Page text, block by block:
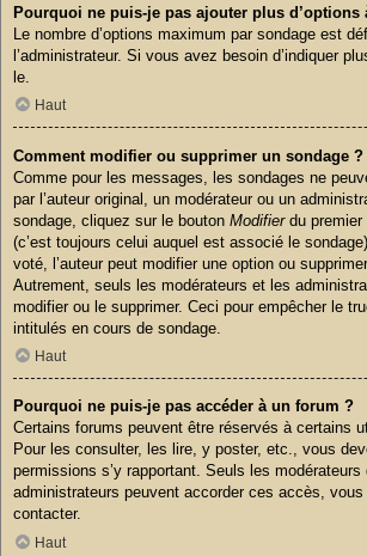
Pourquoi ne puis-je pas ajouter plus d’options
Le nombre d’options maximum par sondage est
l’administrateur. Si vous avez besoin d’indiquer
le.
Haut
Comment modifier ou supprimer un sondage ?
Comme pour les messages, les sondages ne
par l’auteur original, un modérateur ou un
sondage, cliquez sur le bouton Modifierdu premier
(c’est toujours celui auquel est associé le
voté, l’auteur peut modifier une option ou
Autrement, seuls les modérateurs et les
modifier ou le supprimer. Ceci pour empêcher le
intitulés en cours de sondage.
Haut
Pourquoi ne puis-je pas accéder à un forum ?
Certains forums peuvent être réservés à certains
Pour les consulter, les lire, y poster, etc., vous
permissions s’y rapportant. Seuls les modérateurs
administrateurs peuvent accorder ces accès,
contacter.
Haut